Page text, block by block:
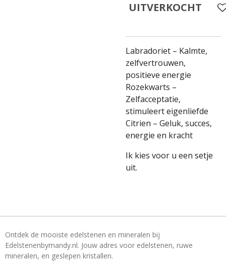
UITVERKOCHT
Labradoriet – Kalmte,
zelfvertrouwen,
positieve energie
Rozekwarts –
Zelfacceptatie,
stimuleert eigenliefde
Citrien – Geluk, succes,
energie en kracht
Ik kies voor u een setje
uit.
Ontdek de mooiste edelstenen en mineralen bij
Edelstenenbymandy.nl. Jouw adres voor edelstenen, ruwe
mineralen, en geslepen kristallen.